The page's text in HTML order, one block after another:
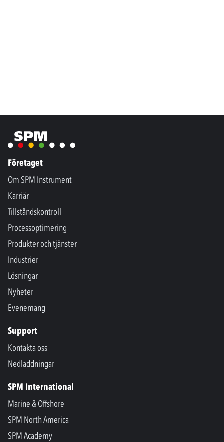
Företaget
Om SPM Instrument
Karriär
Tillståndskontroll
Processoptimering
Produkter och tjänster
Industrier
Lösningar
Nyheter
Evenemang
Support
Kontakta oss
Nedladdningar
SPM International
Marine & Offshore
SPM North America
SPM Academy